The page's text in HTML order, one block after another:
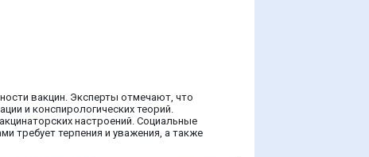
вакцин. Эксперты отмечают, что
и конспирологических теорий.
настроений. Социальные
требует терпения и уважения, а также